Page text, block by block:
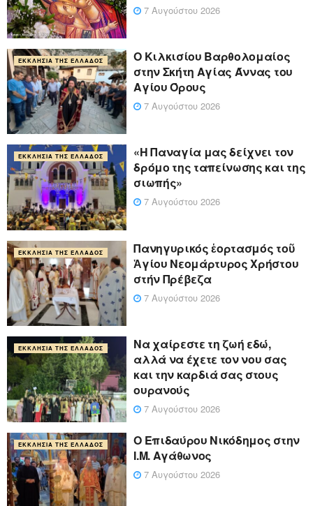
7 Αυγούστου 2026
ΕΚΚΛΗΣΊΑ ΤΗΣ ΕΛΛΆΔΟΣ
Ο Κιλκισίου Βαρθολομαίος
στην Σκήτη Αγίας Άννας του
Αγίου Όρους
7 Αυγούστου 2026
ΕΚΚΛΗΣΊΑ ΤΗΣ ΕΛΛΆΔΟΣ
«Η Παναγία μας δείχνει τον
δρόμο της ταπείνωσης και της
σιωπής»
7 Αυγούστου 2026
ΕΚΚΛΗΣΊΑ ΤΗΣ ΕΛΛΆΔΟΣ
Πανηγυρικός ἑορτασμός τοῦ
Ἁγίου Νεομάρτυρος Χρήστου
στήν Πρέβεζα
7 Αυγούστου 2026
ΕΚΚΛΗΣΊΑ ΤΗΣ ΕΛΛΆΔΟΣ
Να χαίρεστε τη ζωή εδώ,
αλλά να έχετε τον νου σας
και την καρδιά σας στους
ουρανούς
7 Αυγούστου 2026
ΕΚΚΛΗΣΊΑ ΤΗΣ ΕΛΛΆΔΟΣ
Ο Επιδαύρου Νικόδημος στην
Ι.Μ. Αγάθωνος
7 Αυγούστου 2026